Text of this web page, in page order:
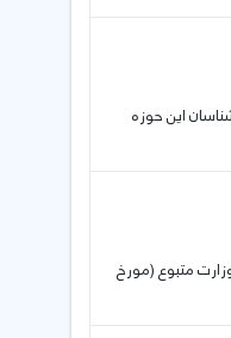
این حوزه
دستورالعمل ابلاغی وزارت متبوع (مورخ